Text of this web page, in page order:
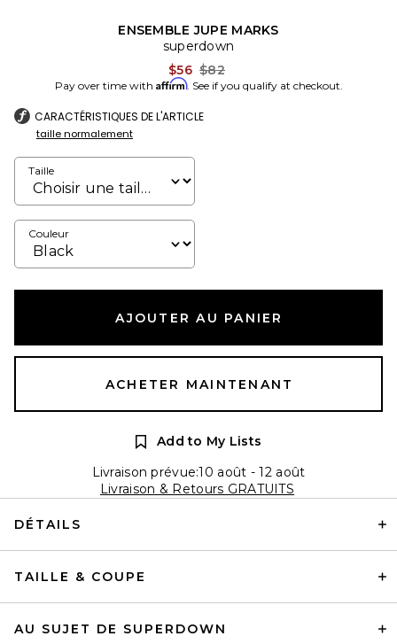
ENSEMBLE JUPE MARKS
superdown
$56 Previous price:
$82
Pay over time with Affirm. See if you qualify at checkout.
CARACTÉRISTIQUES DE L'ARTICLE
taille normalement
Taille
Couleur
AJOUTER AU PANIER
ACHETER MAINTENANT
Add to My Lists
Livraison prévue:10 août - 12 août
Livraison & Retours GRATUITS
DÉTAILS
TAILLE & COUPE
AU SUJET DE SUPERDOWN